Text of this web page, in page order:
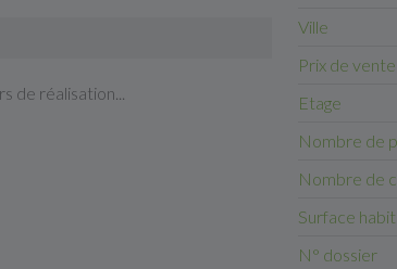
de réalisation...
Ville
Prix de
Etage
Nombre de
Nombre de
Surface
N° dossier